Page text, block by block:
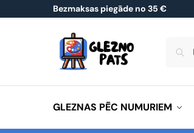
Bezmaksas piegāde no 35 €
GLEZNAS PĒC NUMURIEM